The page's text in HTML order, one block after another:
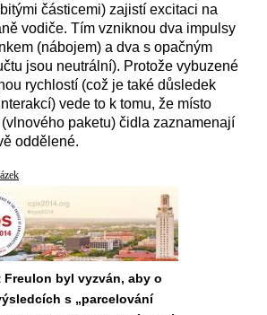
částicemi) zajistí excitaci na
vodiče. Tím vzniknou dva impulsy
(nábojem) a dva s opačným
jsou neutrální). Protože vybuzené
rychlostí (což je také důsledek
vede to k tomu, že místo
paketu) čidla zaznamenají
oddělené.
Freulon byl vyzván, aby o
s „parcelování